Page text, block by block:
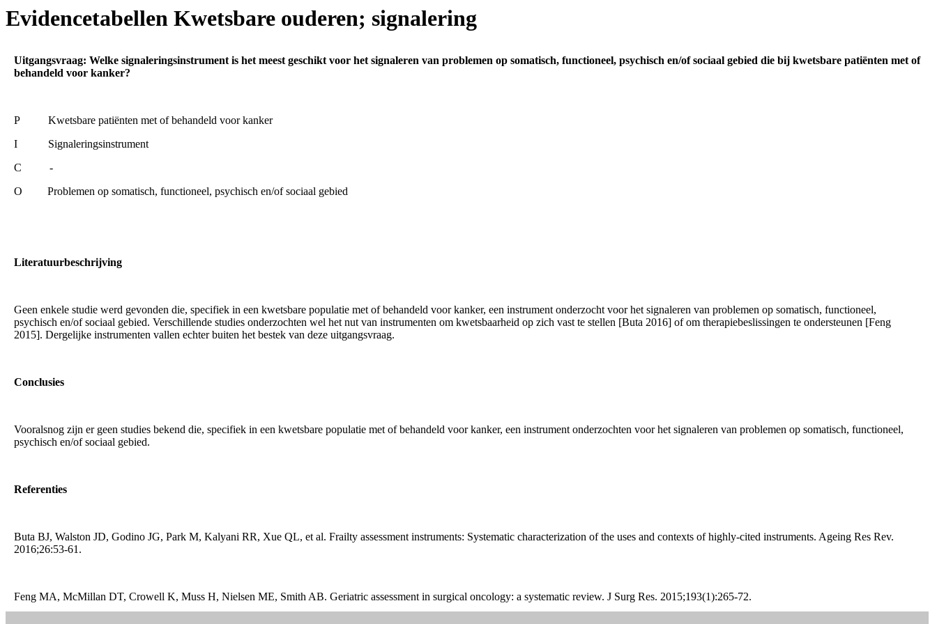
Evidencetabellen Kwetsbare ouderen; signalering
Uitgangsvraag: Welke signaleringsinstrument is het meest geschikt voor het signaleren van problemen op somatisch, functioneel, psychisch en/of sociaal gebied die bij kwetsbare patiënten met of
behandeld voor kanker?
P Kwetsbare patiënten met of behandeld voor kanker
I Signaleringsinstrument
C -
O Problemen op somatisch, functioneel, psychisch en/of sociaal gebied
Literatuurbeschrijving
Geen enkele studie werd gevonden die, specifiek in een kwetsbare populatie met of behandeld voor kanker, een instrument onderzocht voor het signaleren van problemen op somatisch, functioneel,
psychisch en/of sociaal gebied. Verschillende studies onderzochten wel het nut van instrumenten om kwetsbaarheid op zich vast te stellen [Buta 2016] of om therapiebeslissingen te ondersteunen [Feng
2015]. Dergelijke instrumenten vallen echter buiten het bestek van deze uitgangsvraag.
Conclusies
Vooralsnog zijn er geen studies bekend die, specifiek in een kwetsbare populatie met of behandeld voor kanker, een instrument onderzochten voor het signaleren van problemen op somatisch, functioneel,
psychisch en/of sociaal gebied.
Referenties
Buta BJ, Walston JD, Godino JG, Park M, Kalyani RR, Xue QL, et al. Frailty assessment instruments: Systematic characterization of the uses and contexts of highly-cited instruments. Ageing Res Rev.
2016;26:53-61.
Feng MA, McMillan DT, Crowell K, Muss H, Nielsen ME, Smith AB. Geriatric assessment in surgical oncology: a systematic review. J Surg Res. 2015;193(1):265-72.